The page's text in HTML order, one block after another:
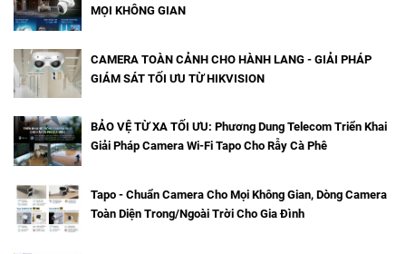
MỌI KHÔNG GIAN
CAMERA TOÀN CẢNH CHO HÀNH LANG - GIẢI PHÁP
GIÁM SÁT TỐI ƯU TỪ HIKVISION
BẢO VỆ TỪ XA TỐI ƯU: Phương Dung Telecom Triển Khai
Giải Pháp Camera Wi-Fi Tapo Cho Rẫy Cà Phê
Tapo - Chuẩn Camera Cho Mọi Không Gian, Dòng Camera
Toàn Diện Trong/Ngoài Trời Cho Gia Đình